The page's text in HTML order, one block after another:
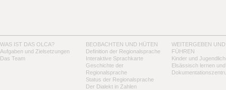
WAS IST DAS OLCA?
Aufgaben und Zielsetzungen
Das Team
BEOBACHTEN UND HÜTEN
Definition der Regionalsprache
Interaktive Sprachkarte
Geschichte der
Regionalsprache
Status der Regionalsprache
Der Dialekt in Zahlen
WEITERGEBEN UND
FÜHREN
Kinder und
Elsässisch lernen